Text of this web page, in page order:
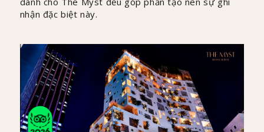
nhận đặc biệt này.